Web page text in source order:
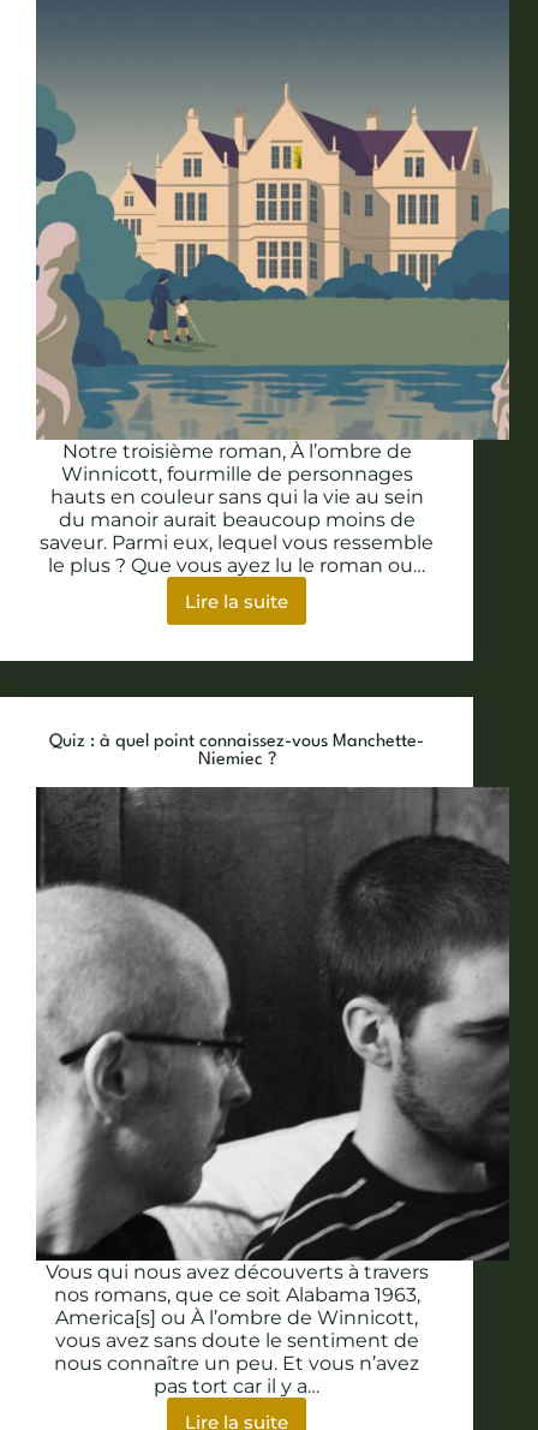
Notre troisième roman, À l’ombre de
Winnicott, fourmille de personnages
hauts en couleur sans qui la vie au sein
du manoir aurait beaucoup moins de
saveur. Parmi eux, lequel vous ressemble
le plus ? Que vous ayez lu le roman ou…
Lire la suite
Test
quel
de
Hall
êtes-
vous
Quiz : à quel point connaissez-vous Manchette-
Niemiec ?
Vous qui nous avez découverts à travers
nos romans, que ce soit Alabama 1963,
America[s] ou À l’ombre de Winnicott,
vous avez sans doute le sentiment de
nous connaître un peu. Et vous n’avez
pas tort car il y a…
Lire la suite